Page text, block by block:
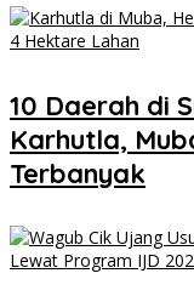
10 Daerah di
Karhutla,
Terbanyak